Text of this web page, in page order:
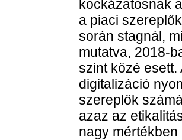
kockázatosnak
a piaci
során stagnál,
mutatva, 2018-
szint közé esett.
digitalizáció
szereplők
azaz az
nagy mértékben